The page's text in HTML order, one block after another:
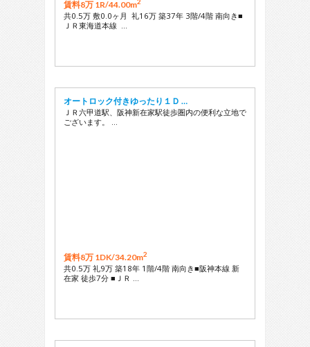
賃料8万 1R/44.00m
共0.5万 敷0.0ヶ月 礼16万 築37年 3階/4階 南向き■
ＪＲ東海道本線 …
オートロック付きゆったり１Ｄ …
ＪＲ六甲道駅、阪神新在家駅徒歩圏内の便利な立地で
ございます。 …
賃料8万 1DK/34.20m2
共0.5万 礼9万 築18年 1階/4階 南向き■阪神本線 新
在家 徒歩7分 ■ＪＲ …